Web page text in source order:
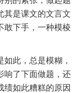
其是课文的文言文
敢下手，一种模棱
此，总是模糊，
响了下面做题，还
绩如此糟糕的原因